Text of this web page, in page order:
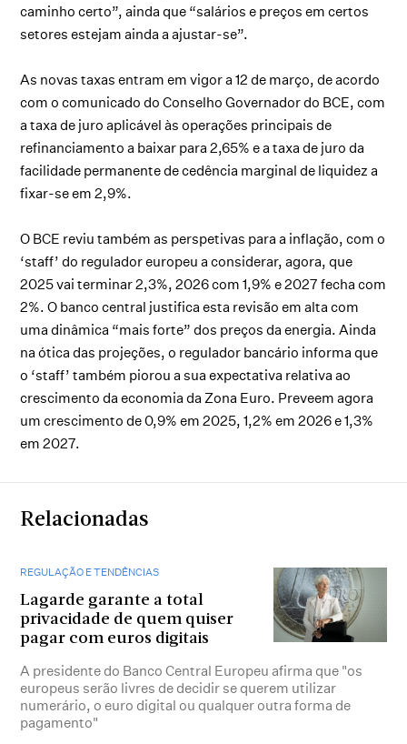
caminho certo”, ainda que “salários e preços em certos
setores estejam ainda a ajustar-se”.
As novas taxas entram em vigor a 12 de março, de acordo
com o comunicado do Conselho Governador do BCE, com
a taxa de juro aplicável às operações principais de
refinanciamento a baixar para 2,65% e a taxa de juro da
facilidade permanente de cedência marginal de liquidez a
fixar-se em 2,9%.
O BCE reviu também as perspetivas para a inflação, com o
‘staff’ do regulador europeu a considerar, agora, que
2025 vai terminar 2,3%, 2026 com 1,9% e 2027 fecha com
2%. O banco central justifica esta revisão em alta com
uma dinâmica “mais forte” dos preços da energia. Ainda
na ótica das projeções, o regulador bancário informa que
o ‘staff’ também piorou a sua expectativa relativa ao
crescimento da economia da Zona Euro. Preveem agora
um crescimento de 0,9% em 2025, 1,2% em 2026 e 1,3%
em 2027.
Relacionadas
REGULAÇÃO E TENDÊNCIAS
Lagarde garante a total
privacidade de quem quiser
pagar com euros digitais
A presidente do Banco Central Europeu afirma que "os
europeus serão livres de decidir se querem utilizar
numerário, o euro digital ou qualquer outra forma de
pagamento"